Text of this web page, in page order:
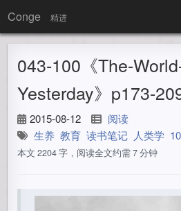
Conge 精进
043-100《The-
Yesterday》p173-
2015-08-12
阅读
生养 教育 读书笔记 人类学
本文 2204 字，阅读全文约需 7 分钟